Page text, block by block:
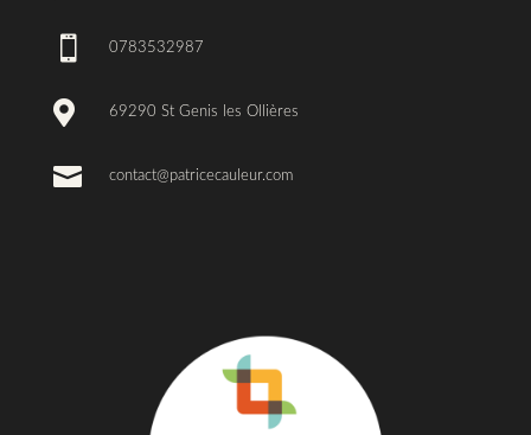
 0783532987
 69290 St Genis les Ollières
 contact@patricecauleur.com